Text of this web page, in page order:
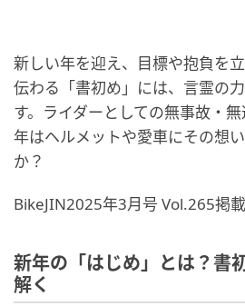
新しい年を迎え、目標や抱負を
伝わる「書初め」には、言霊の
す。ライダーとしての無事故・
年はヘルメットや愛車にその想
か？
BikeJIN2025年3月号 Vol.265掲載
新年の「はじめ」とは？書
解く